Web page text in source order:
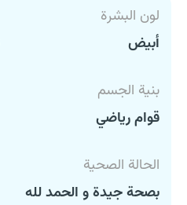
لون البشرة
أبيض
بنية الجسم
قوام رياضي
الحالة الصحية
بصحة جيدة و الحمد لله